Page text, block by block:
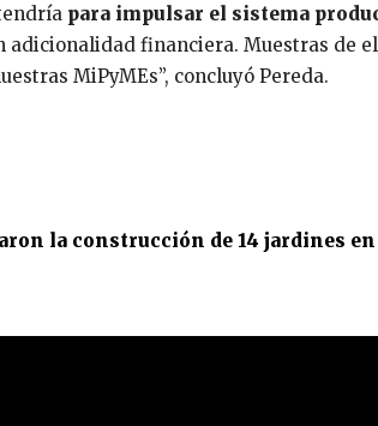
para impulsar el sistema
adicionalidad financiera. Muestras de
MiPyMEs”, concluyó Pereda.
la construcción de 14 jardines en